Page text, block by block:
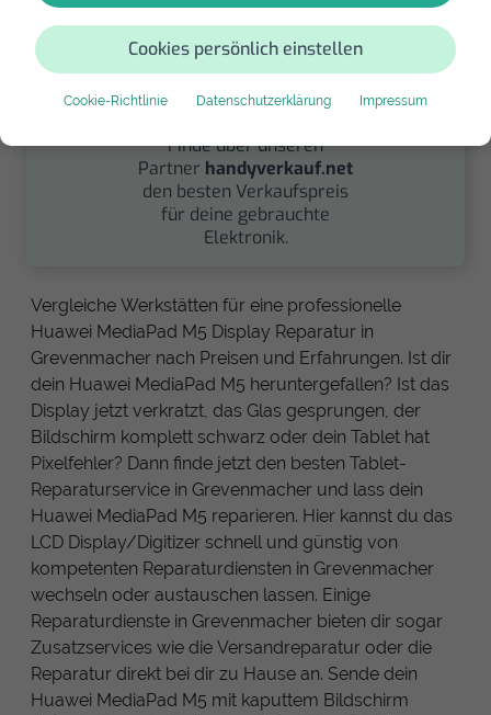
Cookies persönlich einstellen
Cookie-Richtlinie Datenschutzerklärung Impressum
Verkaufen
Finde über unseren
Partner handyverkauf.net
den besten Verkaufspreis
für deine gebrauchte
Elektronik.
Vergleiche Werkstätten für eine professionelle
Huawei MediaPad M5 Display Reparatur in
Grevenmacher nach Preisen und Erfahrungen. Ist dir
dein Huawei MediaPad M5 heruntergefallen? Ist das
Display jetzt verkratzt, das Glas gesprungen, der
Bildschirm komplett schwarz oder dein Tablet hat
Pixelfehler? Dann finde jetzt den besten Tablet-
Reparaturservice in Grevenmacher und lass dein
Huawei MediaPad M5 reparieren. Hier kannst du das
LCD Display/Digitizer schnell und günstig von
kompetenten Reparaturdiensten in Grevenmacher
wechseln oder austauschen lassen. Einige
Reparaturdienste in Grevenmacher bieten dir sogar
Zusatzservices wie die Versandreparatur oder die
Reparatur direkt bei dir zu Hause an. Sende dein
Huawei MediaPad M5 mit kaputtem Bildschirm